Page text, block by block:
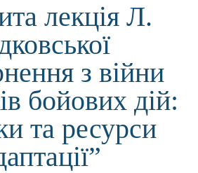
лекція Л.
з війни
бойових дій:
та ресурси